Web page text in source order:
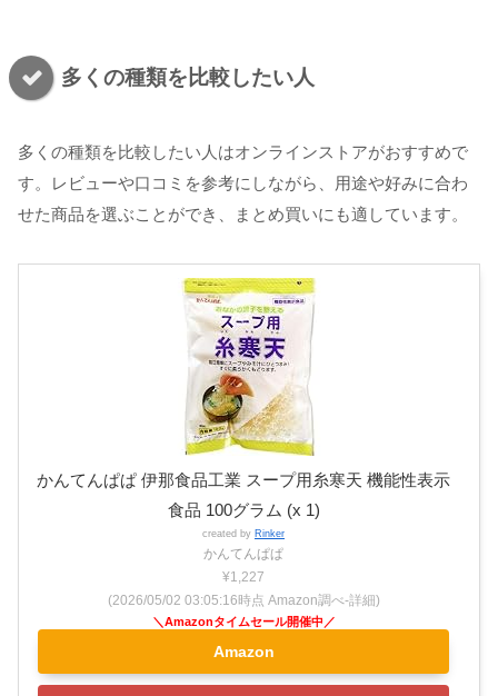
多くの種類を比較したい人
多くの種類を比較したい人はオンラインストアがおすすめで
す。レビューや口コミを参考にしながら、用途や好みに合わ
せた商品を選ぶことができ、まとめ買いにも適しています。
かんてんぱぱ 伊那食品工業 スープ用糸寒天 機能性表示
食品 100グラム (x 1)
created by Rinker
かんてんぱぱ
¥1,227
(2026/05/02 03:05:16時点 Amazon調べ-詳細)
Amazon